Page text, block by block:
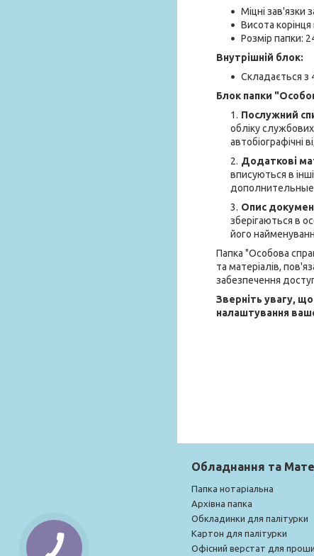
Міцні зав'язки
Висота
Розмір папки:
Внутрішній блок:
Складається з
Блок папки
Послужний
обліку
автобіографічні
Додаткові
вписуються в
Опис
зберігаються в
його
Папка "Особова
та матеріалів,
забезпечення
Зверніть увагу,
налаштування
Обладнання та
Папка нотаріальна
Архівна папка
Обкладинки для палітурки
Картон для палітурки
Офісний верстат для